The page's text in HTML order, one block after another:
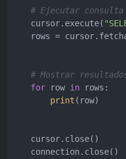
# Ejecutar consulta
   cursor.execute(
rows =
# Mostrar
for row in rows:
print (row)
   cursor.close()